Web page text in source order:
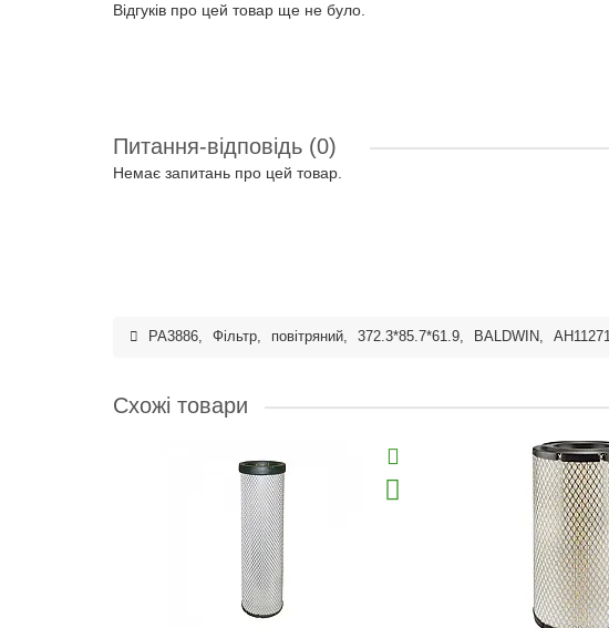
Відгуків про цей товар ще не було.
Питання-відповідь (0)
Немає запитань про цей товар.
PA3886, Фільтр, повітряний, 372.3*85.7*61.9, BALDWIN,
Схожі товари